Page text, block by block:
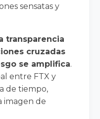
sensatas y
transparencia
cruzadas
se amplifica.
entre FTX y
de tiempo,
imagen de